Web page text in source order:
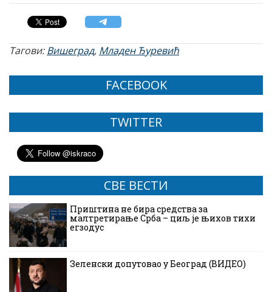
Тагови:Вишеград, Младен Ђуревић
FACEBOOK
TWITTER
СВЕ ВЕСТИ
Приштина не бира средства за
малтретирање Срба – циљ је њихов тихи
егзодус
Зеленски допутовао у Београд (ВИДЕО)